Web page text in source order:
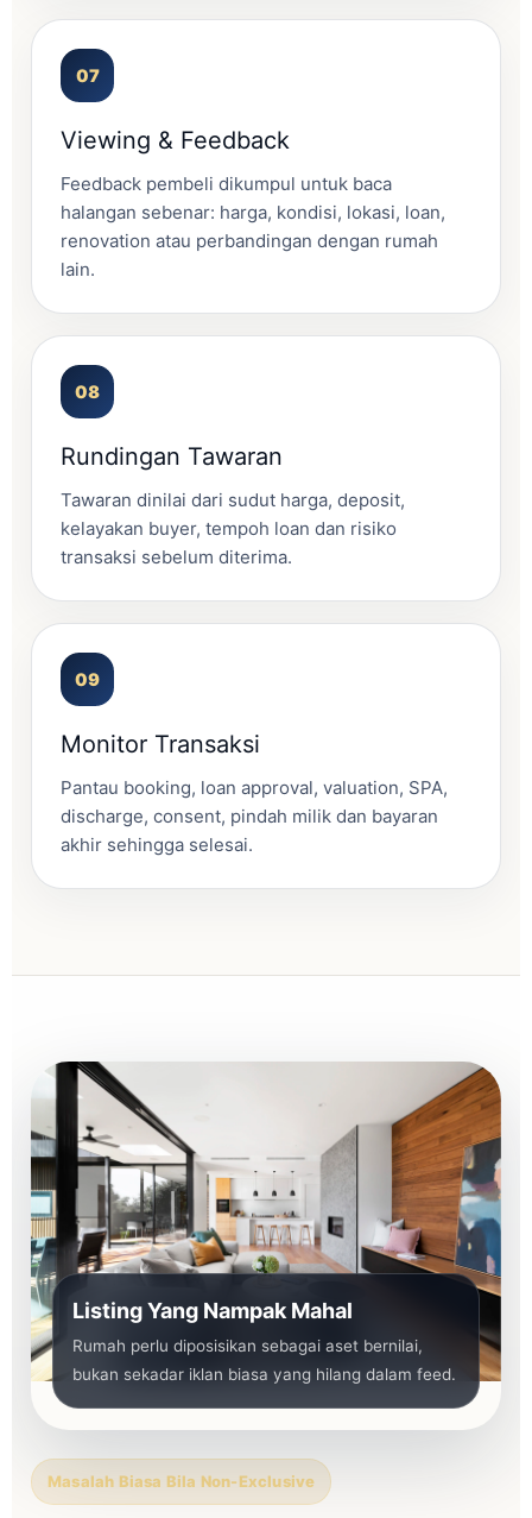
Viewing & Feedback
Feedback pembeli dikumpul untuk baca
halangan sebenar: harga, kondisi, lokasi, loan,
renovation atau perbandingan dengan rumah
lain.
Rundingan Tawaran
Tawaran dinilai dari sudut harga, deposit,
kelayakan buyer, tempoh loan dan risiko
transaksi sebelum diterima.
Monitor Transaksi
Pantau booking, loan approval, valuation, SPA,
discharge, consent, pindah milik dan bayaran
akhir sehingga selesai.
Listing Yang Nampak Mahal
Rumah perlu diposisikan sebagai aset bernilai,
bukan sekadar iklan biasa yang hilang dalam feed.
Masalah Biasa Bila Non-Exclusive